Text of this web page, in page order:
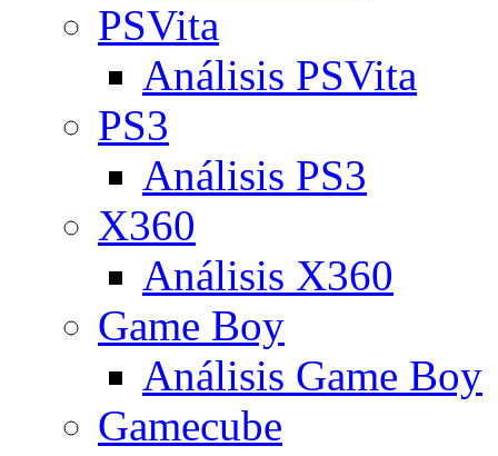
PSVita
Análisis PSVita
PS3
Análisis PS3
X360
Análisis X360
Game Boy
Análisis Game Boy
Gamecube